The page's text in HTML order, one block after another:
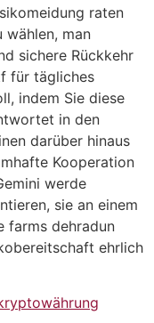
raten
man
sichere Rückkehr
für tägliches
indem Sie diese
in den
darüber hinaus
Kooperation
werde
sie an einem
farms dehradun
ehrlich